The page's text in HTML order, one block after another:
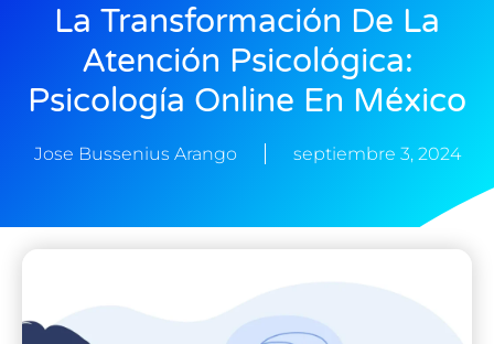
La Transformación De La
Atención Psicológica:
Psicología Online En México
Jose Bussenius Arango septiembre 3, 2024